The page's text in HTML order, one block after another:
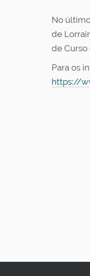
No
de
de Curso
Para os
https://